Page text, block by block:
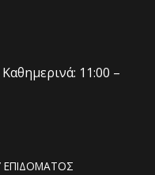
11:00 –
ΕΠΙΔΟΜΑΤΟΣ